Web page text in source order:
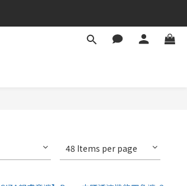
48 Items per page